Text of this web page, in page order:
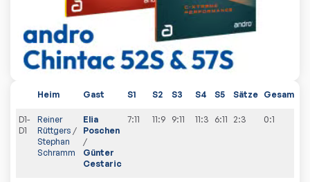
Heim Gast S1 S2 S3 S4 S5 Sätze Gesamt
D1-
D1
Reiner
Rüttgers /
Stephan
Schramm
Elia
Poschen
/
Günter
Cestaric
7:11 11:9 9:11 11:3 6:11 2:3 0:1